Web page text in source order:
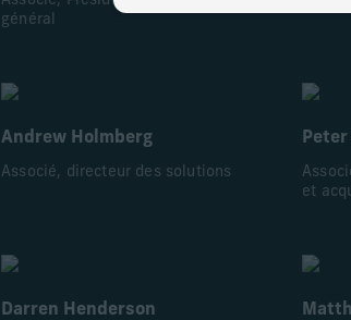
général
Andrew Holmberg
Associé, directeur des solutions
et
Darren Henderson